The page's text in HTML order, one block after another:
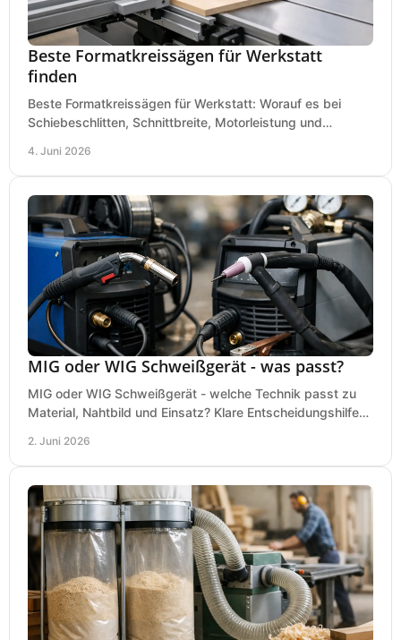
Beste Formatkreissägen für Werkstatt
finden
Beste Formatkreissägen für Werkstatt: Worauf es bei
Schiebeschlitten, Schnittbreite, Motorleistung und
4. Juni 2026
MIG oder WIG Schweißgerät - was passt?
MIG oder WIG Schweißgerät - welche Technik passt zu
Material, Nahtbild und Einsatz? Klare Entscheidungshilfe
2. Juni 2026